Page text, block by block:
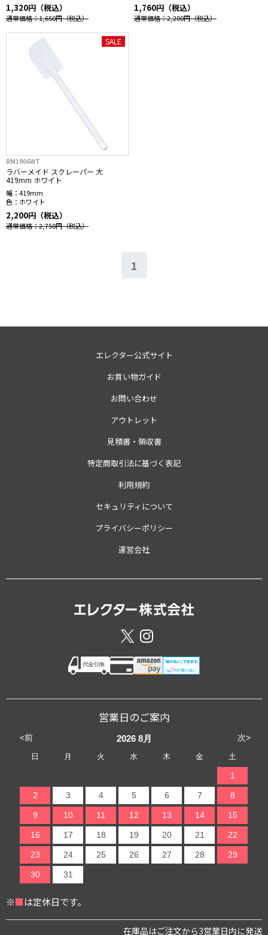
1,320円（税込）
通常価格：1,650円（税込）
1,760円（税込）
通常価格：2,200円（税込）
SALE
RM1906WT
ラバーメイド スクレーパー 大
419mm ホワイト
幅： 419mm
色： ホワイト
2,200円（税込）
通常価格：2,750円（税込）
1
エレクター公式サイト
お買い物ガイド
お問い合わせ
アウトレット
見積書・領収書
特定商取引法に基づく表記
利用規約
セキュリティについて
プライバシーポリシー
運営会社
営業日のご案内
<前 次>
2026 8月
日 月 火 水 木 金 土
1
2 3 4 5 6 7 8
9 10 11 12 13 14 15
16 17 18 19 20 21 22
23 24 25 26 27 28 29
30 31
※■は定休日です。
在庫品はご注文から3営業日内に発送